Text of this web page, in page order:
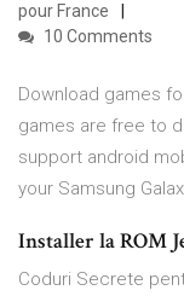
pour France
10 Comments
Download games
games are free to
support android
your Samsung
Installer la ROM
Coduri Secrete